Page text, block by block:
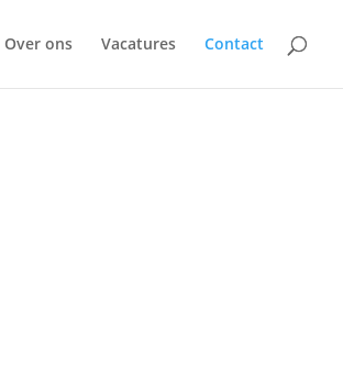
Over ons Vacatures Contact